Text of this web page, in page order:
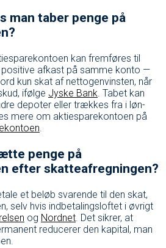
man taber penge på
kan fremføres til
afkast på samme konto —
kun skat af nettogenvinsten, når
ifølge Jyske Bank. Tabet kan
depoter eller trækkes fra i løn-
mere om aktiesparekontoen på
.
penge på
efter skatteafregningen?
et beløb svarende til den skat,
selv hvis indbetalingsloftet i øvrigt
og Nordnet. Det sikrer, at
reducerer den kapital, man